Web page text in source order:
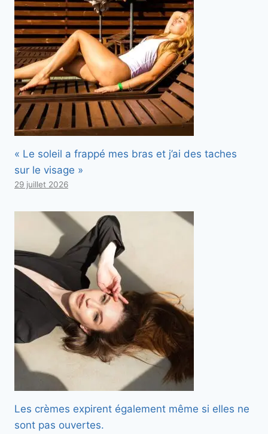
« Le soleil a frappé mes bras et j’ai des taches
sur le visage »
29 juillet 2026
Les crèmes expirent également même si elles ne
sont pas ouvertes.